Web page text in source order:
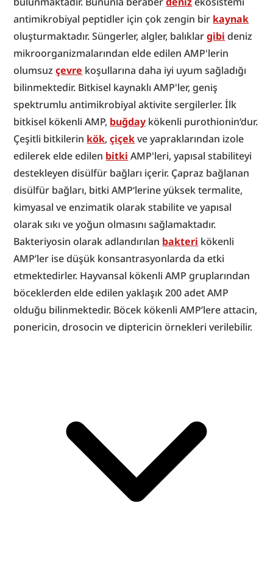
antimikrobiyal peptidler için çok zengin bir kaynak
oluşturmaktadır. Süngerler, algler, balıklar gibi deniz
mikroorganizmalarından elde edilen AMP'lerin
olumsuz çevre koşullarına daha iyi uyum sağladığı
bilinmektedir. Bitkisel kaynaklı AMP'ler, geniş
spektrumlu antimikrobiyal aktivite sergilerler. İlk
bitkisel kökenli AMP, buğday kökenli purothionin‘dur.
Çeşitli bitkilerin kök, çiçek ve yapraklarından izole
edilerek elde edilen bitki AMP'leri, yapısal stabiliteyi
destekleyen disülfür bağları içerir. Çapraz bağlanan
disülfür bağları, bitki AMP‘lerine yüksek termalite,
kimyasal ve enzimatik olarak stabilite ve yapısal
olarak sıkı ve yoğun olmasını sağlamaktadır.
Bakteriyosin olarak adlandırılan bakteri kökenli
AMP’ler ise düşük konsantrasyonlarda da etki
etmektedirler. Hayvansal kökenli AMP gruplarından
böceklerden elde edilen yaklaşık 200 adet AMP
olduğu bilinmektedir. Böcek kökenli AMP’lere attacin,
ponericin, drosocin ve diptericin örnekleri verilebilir.